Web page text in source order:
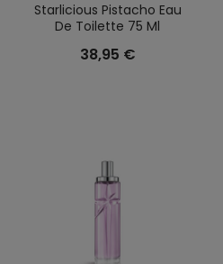
Starlicious Pistacho Eau
De Toilette 75 Ml
38,95 €